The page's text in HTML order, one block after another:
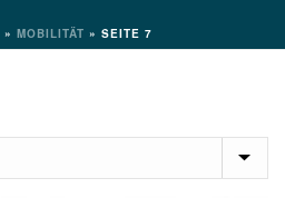
» MOBILITÄT » SEITE 7